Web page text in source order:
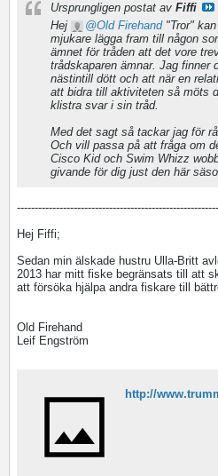
Ursprungligen postat av Fiffi
Hej
Old Firehand"Tror"
mjukare lägga fram till någon
ämnet för tråden att det vore
trådskaparen ämnar. Jag finner
nästintill dött och att när en
att bidra till aktiviteten så möts
klistra svar i sin tråd.
Med det sagt så tackar jag för
Och vill passa på att fråga om
Cisco Kid och Swim Whizz
givande för dig just den här
Hej Fiffi;
Sedan min älskade hustru Ulla-Britt
2013 har mitt fiske begränsats till att
att försöka hjälpa andra fiskare till
Old Firehand
Leif Engström
http://